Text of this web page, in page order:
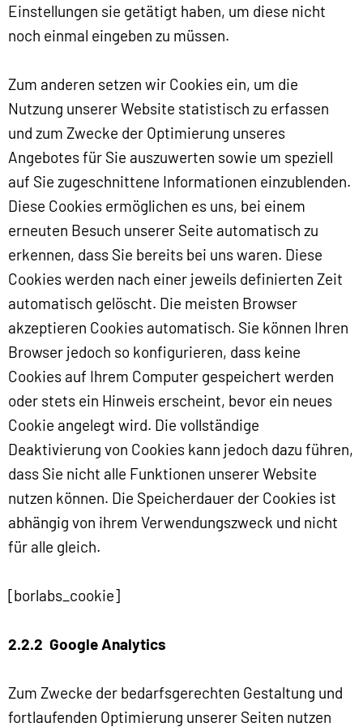
Einstellungen sie getätigt haben, um diese nicht
noch einmal eingeben zu müssen.
Zum anderen setzen wir Cookies ein, um die
Nutzung unserer Website statistisch zu erfassen
und zum Zwecke der Optimierung unseres
Angebotes für Sie auszuwerten sowie um speziell
auf Sie zugeschnittene Informationen einzublenden.
Diese Cookies ermöglichen es uns, bei einem
erneuten Besuch unserer Seite automatisch zu
erkennen, dass Sie bereits bei uns waren. Diese
Cookies werden nach einer jeweils definierten Zeit
automatisch gelöscht. Die meisten Browser
akzeptieren Cookies automatisch. Sie können Ihren
Browser jedoch so konfigurieren, dass keine
Cookies auf Ihrem Computer gespeichert werden
oder stets ein Hinweis erscheint, bevor ein neues
Cookie angelegt wird. Die vollständige
Deaktivierung von Cookies kann jedoch dazu führen,
dass Sie nicht alle Funktionen unserer Website
nutzen können. Die Speicherdauer der Cookies ist
abhängig von ihrem Verwendungszweck und nicht
für alle gleich.
[borlabs_cookie]
2.2.2 Google Analytics
Zum Zwecke der bedarfsgerechten Gestaltung und
fortlaufenden Optimierung unserer Seiten nutzen